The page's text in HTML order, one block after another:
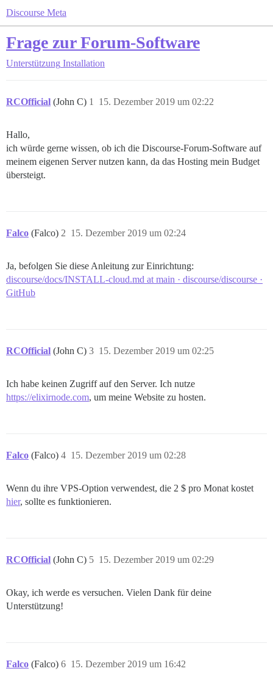
Discourse Meta
Frage zur Forum-Software
Unterstützung Installation
RCOfficial (John C) 15. Dezember 2019 um 02:22
1
Hallo,
ich würde gerne wissen, ob ich die Discourse-Forum-Software auf
meinem eigenen Server nutzen kann, da das Hosting mein Budget
übersteigt.
Falco (Falco) 15. Dezember 2019 um 02:24
2
Ja, befolgen Sie diese Anleitung zur Einrichtung:
discourse/docs/INSTALL-cloud.md at main · discourse/discourse ·
GitHub
RCOfficial (John C) 15. Dezember 2019 um 02:25
3
Ich habe keinen Zugriff auf den Server. Ich nutze
https://elixirnode.com, um meine Website zu hosten.
Falco (Falco) 15. Dezember 2019 um 02:28
4
Wenn du ihre VPS-Option verwendest, die 2 $ pro Monat kostet
hier, sollte es funktionieren.
RCOfficial (John C) 15. Dezember 2019 um 02:29
5
Okay, ich werde es versuchen. Vielen Dank für deine
Unterstützung!
Falco (Falco) 15. Dezember 2019 um 16:42
6